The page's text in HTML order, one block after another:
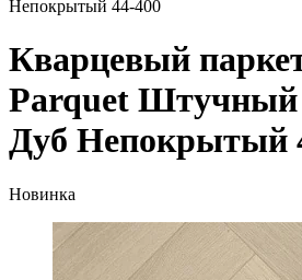
Непокрытый 44-400
Кварцевый
Parquet Штучный
Дуб Непокрытый
Новинка